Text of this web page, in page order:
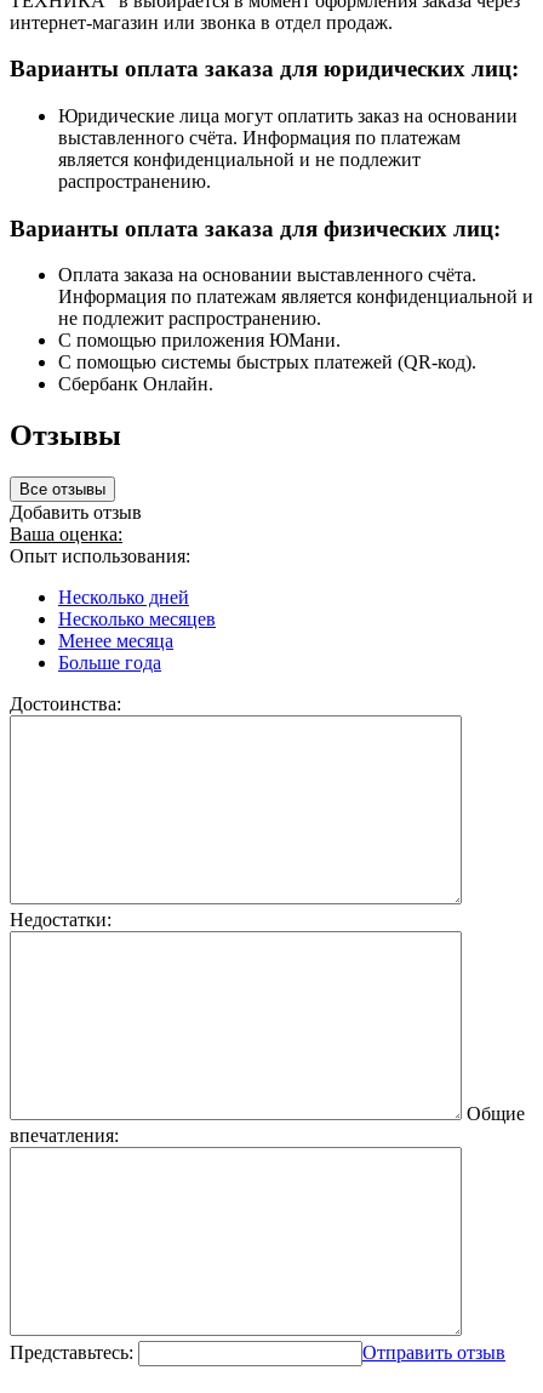
интернет-магазин или звонка в отдел продаж.
Варианты оплата заказа для юридических лиц:
Юридические лица могут оплатить заказ на основании
выставленного счёта. Информация по платежам
является конфиденциальной и не подлежит
распространению.
Варианты оплата заказа для физических лиц:
Оплата заказа на основании выставленного счёта.
Информация по платежам является конфиденциальной и
не подлежит распространению.
С помощью приложения ЮМани.
С помощью системы быстрых платежей (QR-код).
Сбербанк Онлайн.
Отзывы
Все отзывы
Добавить отзыв
Ваша оценка:
Опыт использования:
Несколько дней
Несколько месяцев
Менее месяца
Больше года
Достоинства:
Недостатки:
Общие
впечатления:
Представьтесь: Отправить отзыв